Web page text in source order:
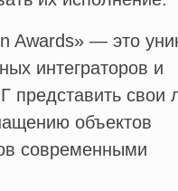
Awards» — это
интеграторов и
представить свои
объектов
современными